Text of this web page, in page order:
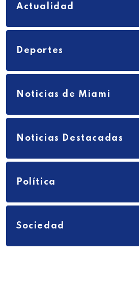
Actualidad
Deportes
Noticias de Miami
Noticias Destacadas
Política
Sociedad